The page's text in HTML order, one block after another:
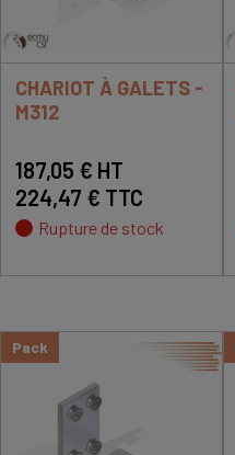
CHARIOT À GALETS -
M312
187,05 € HT
224,47 € TTC
Rupture de stock
Pack